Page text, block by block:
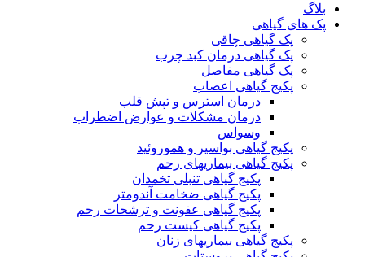
بلاگ
پک های گیاهی
پک گیاهی چاقی
پک گیاهی درمان کبد چرب
پک گیاهی مفاصل
پکیج گیاهی اعصاب
درمان استرس و تپش قلب
درمان مشکلات و عوارض اضطراب
وسواس
پکیج گیاهی بواسیر و هموروئید
پکیج گیاهی بیماریهای رحم
پکیج گیاهی تنبلی تخمدان
پکیج گیاهی ضخامت آندومتر
پکیج گیاهی عفونت و ترشحات رحم
پکیج گیاهی کیست رحم
پکیج گیاهی بیماریهای زنان